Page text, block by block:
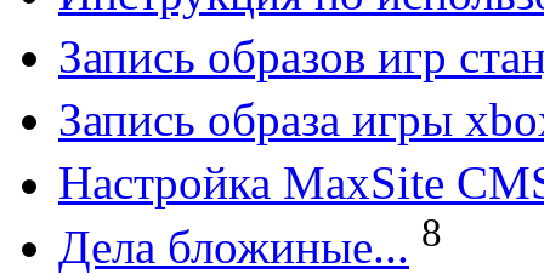
Запись образов игр
Запись образа игры
Настройка MaxSite
Дела бложиные... 8